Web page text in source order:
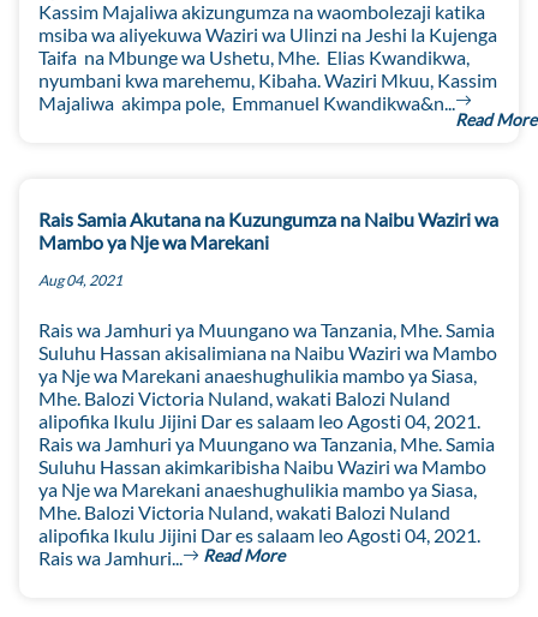
Kassim Majaliwa akizungumza na waombolezaji katika
msiba wa aliyekuwa Waziri wa Ulinzi na Jeshi la Kujenga
Taifa na Mbunge wa Ushetu, Mhe. Elias Kwandikwa,
nyumbani kwa marehemu, Kibaha. Waziri Mkuu, Kassim
Majaliwa akimpa pole, Emmanuel Kwandikwa&n...
Read More
Rais Samia Akutana na Kuzungumza na Naibu Waziri wa
Mambo ya Nje wa Marekani
Aug 04, 2021
Rais wa Jamhuri ya Muungano wa Tanzania, Mhe. Samia
Suluhu Hassan akisalimiana na Naibu Waziri wa Mambo
ya Nje wa Marekani anaeshughulikia mambo ya Siasa,
Mhe. Balozi Victoria Nuland, wakati Balozi Nuland
alipofika Ikulu Jijini Dar es salaam leo Agosti 04, 2021.
Rais wa Jamhuri ya Muungano wa Tanzania, Mhe. Samia
Suluhu Hassan akimkaribisha Naibu Waziri wa Mambo
ya Nje wa Marekani anaeshughulikia mambo ya Siasa,
Mhe. Balozi Victoria Nuland, wakati Balozi Nuland
alipofika Ikulu Jijini Dar es salaam leo Agosti 04, 2021.
Rais wa Jamhuri...
Read More